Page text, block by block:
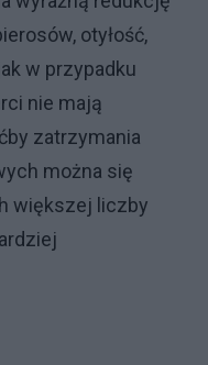
otyłość,
w przypadku
nie mają
zatrzymania
można się
większej liczby